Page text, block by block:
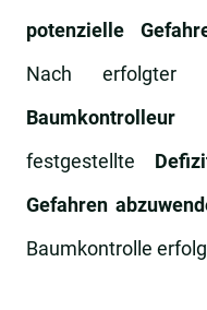
potenzielle
Nach erfolgter
Baumkontrolleur
festgestellte
Gefahren
Baumkontrolle